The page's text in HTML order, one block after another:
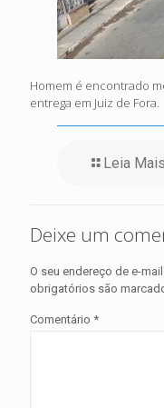
Homem é encontrado
entrega em Juiz de Fora.
Leia Mais
Deixe um
O seu endereço de e-
obrigatórios são
Comentário *